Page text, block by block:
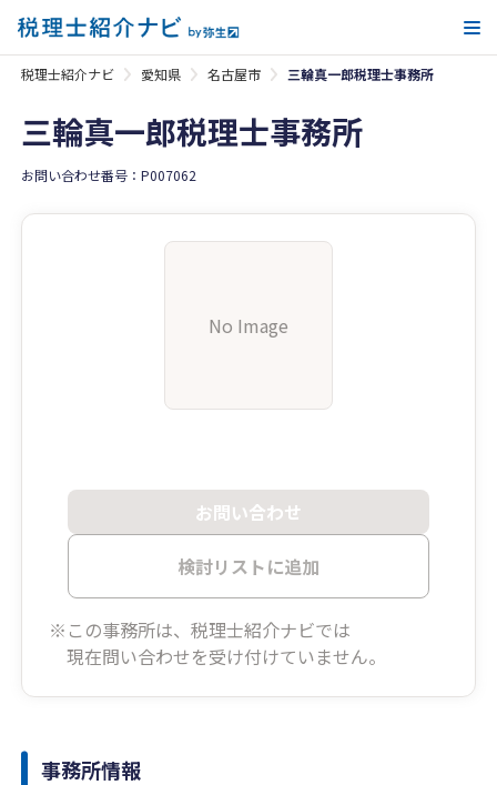
税理士紹介ナビ 愛知県 名古屋市 三輪真一郎税理士事務所
三輪真一郎税理士事務所
お問い合わせ番号：P007062
No Image
お問い合わせ
検討リストに追加
※この事務所は、税理士紹介ナビでは
現在問い合わせを受け付けていません。
事務所情報